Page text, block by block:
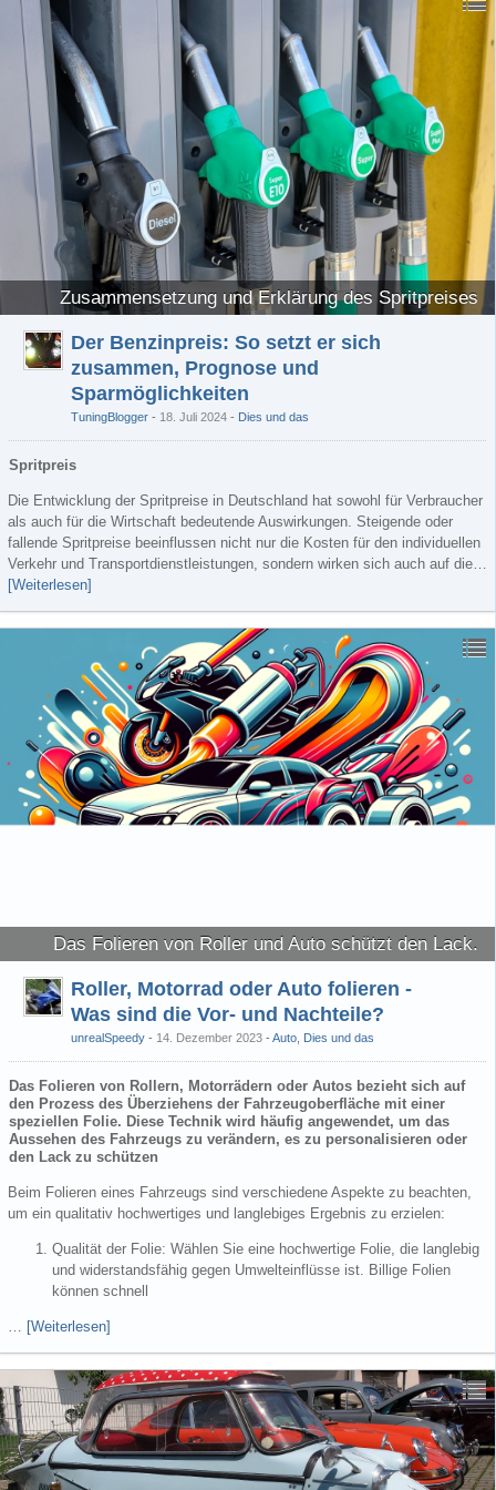
Zusammensetzung und Erklärung des Spritpreises
Der Benzinpreis: So setzt er sich
zusammen, Prognose und
Sparmöglichkeiten
TuningBlogger 18. Juli 2024 - Dies und das
Spritpreis
Die Entwicklung der Spritpreise in Deutschland hat sowohl für Verbraucher
als auch für die Wirtschaft bedeutende Auswirkungen. Steigende oder
fallende Spritpreise beeinflussen nicht nur die Kosten für den individuellen
Verkehr und Transportdienstleistungen, sondern wirken sich auch auf die…
[Weiterlesen]
Das Folieren von Roller und Auto schützt den Lack.
Roller, Motorrad oder Auto folieren -
Was sind die Vor- und Nachteile?
unrealSpeedy 14. Dezember 2023 - Auto Dies und das
Das Folieren von Rollern, Motorrädern oder Autos bezieht sich auf
den Prozess des Überziehens der Fahrzeugoberfläche mit einer
speziellen Folie. Diese Technik wird häufig angewendet, um das
Aussehen des Fahrzeugs zu verändern, es zu personalisieren oder
den Lack zu schützen
Beim Folieren eines Fahrzeugs sind verschiedene Aspekte zu beachten,
um ein qualitativ hochwertiges und langlebiges Ergebnis zu erzielen:
Qualität der Folie: Wählen Sie eine hochwertige Folie, die langlebig
und widerstandsfähig gegen Umwelteinflüsse ist. Billige Folien
können schnell
… [Weiterlesen]